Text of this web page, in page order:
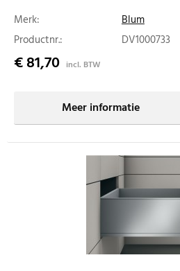
Merk:
Blum
Productnr.:
DV1000733
€ 81,70 incl. BTW
Meer informatie